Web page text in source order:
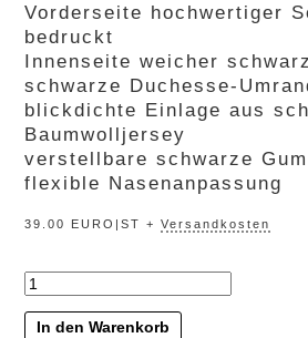
Vorderseite hochwertiger
bedruckt
Innenseite weicher
schwarze Duchesse-
blickdichte Einlage aus
Baumwolljersey
verstellbare schwarze
flexible Nasenanpassung
39.00 EURO|ST +Versandkosten
Menge
In den Warenkorb